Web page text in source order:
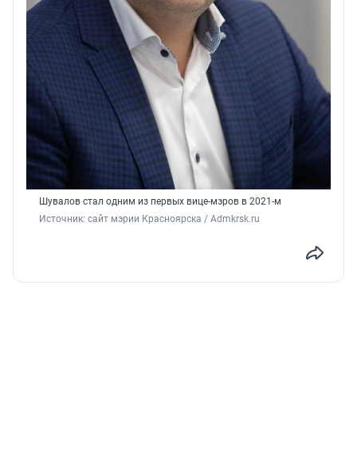
Шувалов стал одним из первых вице-мэров в 2021-м
Источник: сайт мэрии Красноярска / Admkrsk.ru